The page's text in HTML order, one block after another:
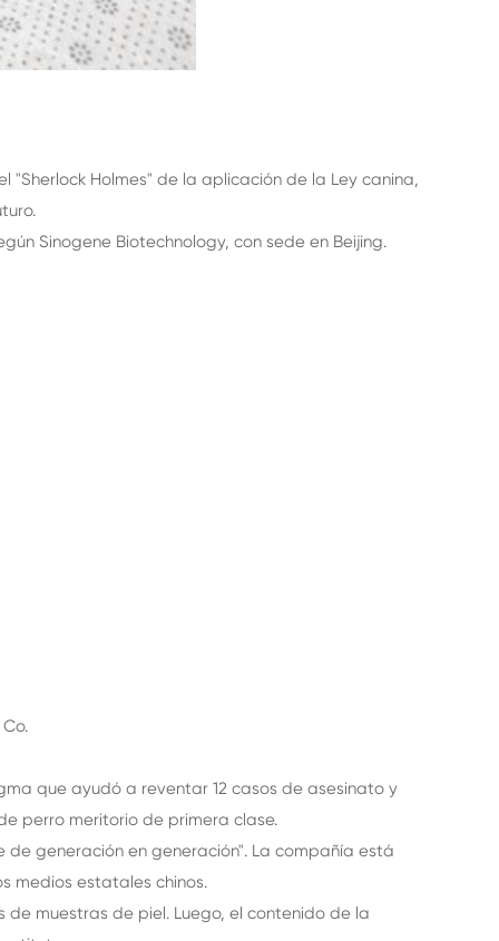
Holmes" de la aplicación de la Ley canina,
Sinogene Biotechnology, con sede en Beijing.
que ayudó a reventar 12 casos de asesinato y
perro meritorio de primera clase.
generación en generación". La compañía está
medios estatales chinos.
de muestras de piel. Luego, el contenido de la